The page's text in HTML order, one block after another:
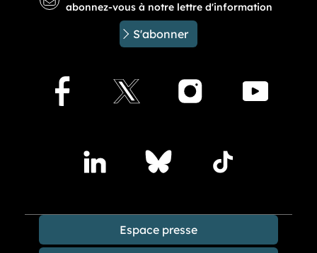
abonnez-vous à notre lettre d'information
S'abonner
Facebook
X Instagram
LindedinBlueskyTikTok
Espace presse